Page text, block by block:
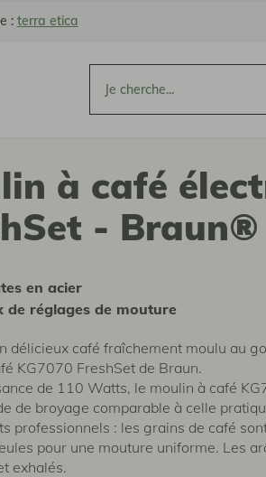
: terra etica
à café
- Braun®
en acier
de réglages de mouture
délicieux café fraîchement moulu au
KG7070 FreshSet de Braun.
de 110 Watts, le moulin à café
de broyage comparable à celle
professionnels : les grains de café
pour une mouture uniforme. Les
exhalés.